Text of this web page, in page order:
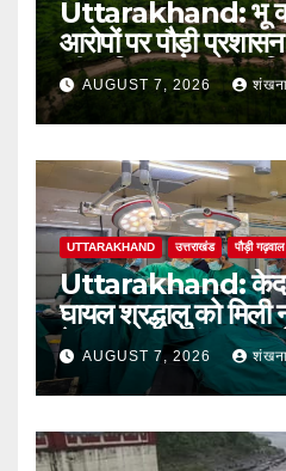
Uttarakhand: भू
आरोपों पर पौड़ी
की कथित अवैध टाउनशिप
डीएम ने लगाई रोक
AUGUST 7, 2026
UTTARAKHAND उत्तराखंड पौड़ी गढ़वाल
Uttarakhand:
घायल श्रद्धालु को मिली
बेस अस्पताल में सफल
AUGUST 7, 2026